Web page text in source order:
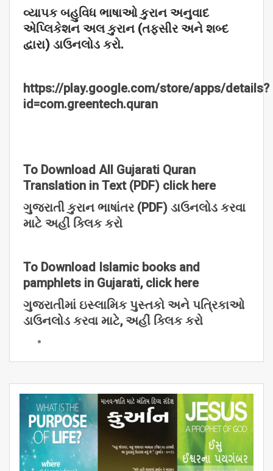
વ્યાપકબહુવિધ ભાષાઓકુરાન અનુવાદ
એપ્લિકેશન અલ કુરાન (તફસીરઅને શબ્દ
દ્વારા) ડાઉનલોડ કરો.
https://play.google.com/store/apps/details?
id=com.greentech.quran
To Download All Gujarati Quran
Translation in Text (PDF) click here
ગુજરાતી કુરાન ભાષાંતર (PDF) ડાઉનલોડ કરવા
માટે અહીં ક્લિકકરો
To Download Islamic books and
pamphlets in Gujarati, click here
ગુજરાતીમાં ઇસ્લામિકપુસ્તકો અને પત્રિકાઓ
ડાઉનલોડ કરવા માટે,અહીં ક્લિકકરો